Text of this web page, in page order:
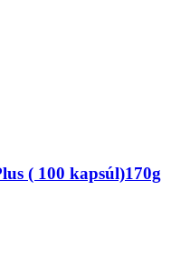
( 100 kapsúl)170g